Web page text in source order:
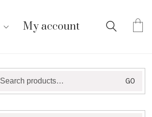
My account
for:
GO